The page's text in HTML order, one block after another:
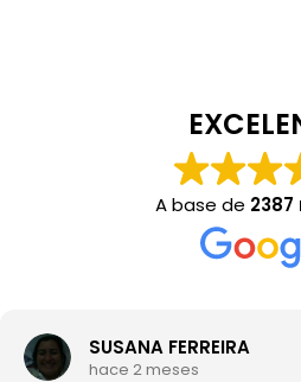
A base de
SUSANA FERREIRA
hace 2 meses